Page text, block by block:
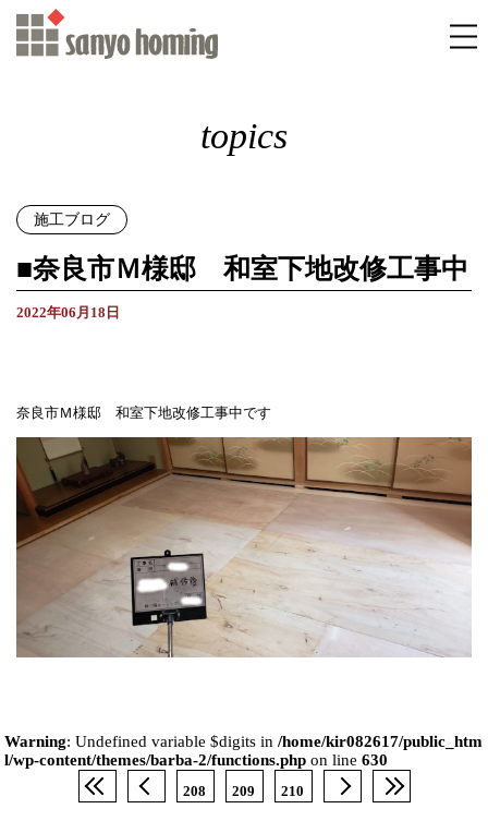
topics
施工ブログ
■奈良市Ｍ様邸 和室下地改修工事中
2022年06月18日
奈良市Ｍ様邸 和室下地改修工事中です
Warning: Undefined variable $digits in/home/kir082617/public_htm
l/wp-content/themes/barba-2/functions.php on line630
208 209 210